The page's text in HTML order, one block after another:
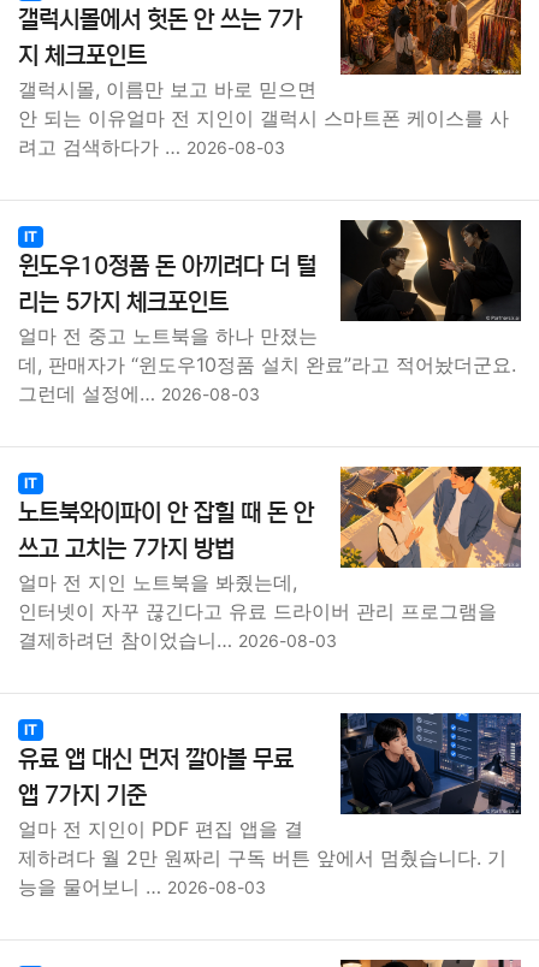
갤럭시몰에서 헛돈 안 쓰는 7가
지 체크포인트
갤럭시몰, 이름만 보고 바로 믿으면
안 되는 이유얼마 전 지인이 갤럭시 스마트폰 케이스를 사
려고 검색하다가 … 2026-08-03
IT
윈도우10정품 돈 아끼려다 더 털
리는 5가지 체크포인트
얼마 전 중고 노트북을 하나 만졌는
데, 판매자가 “윈도우10정품 설치 완료”라고 적어놨더군요.
그런데 설정에… 2026-08-03
IT
노트북와이파이 안 잡힐 때 돈 안
쓰고 고치는 7가지 방법
얼마 전 지인 노트북을 봐줬는데,
인터넷이 자꾸 끊긴다고 유료 드라이버 관리 프로그램을
결제하려던 참이었습니… 2026-08-03
IT
유료 앱 대신 먼저 깔아볼 무료
앱 7가지 기준
얼마 전 지인이 PDF 편집 앱을 결
제하려다 월 2만 원짜리 구독 버튼 앞에서 멈췄습니다. 기
능을 물어보니 … 2026-08-03